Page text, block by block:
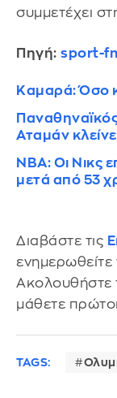
συμμετέχει
Πηγή: sport-
Καμαρά: Όσο
Αταμάν
NBA: Οι Νικς
μετά από 53
Διαβάστε τις
Ακολουθήστε
μάθετε πρώτοι
TAGS: